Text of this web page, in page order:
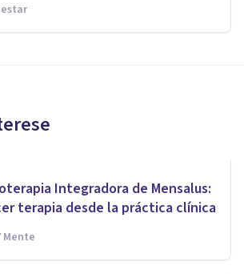
Integradora de Mensalus:
terapia desde la práctica clínica
Mente